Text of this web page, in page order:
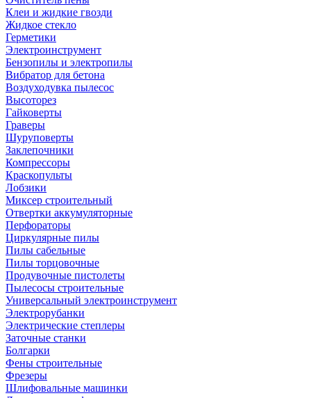
Клеи и жидкие гвозди
Жидкое стекло
Герметики
Электроинструмент
Бензопилы и электропилы
Вибратор для бетона
Воздуходувка пылесос
Высоторез
Гайковерты
Граверы
Шуруповерты
Заклепочники
Компрессоры
Краскопульты
Лобзики
Миксер строительный
Отвертки аккумуляторные
Перфораторы
Циркулярные пилы
Пилы сабельные
Пилы торцовочные
Продувочные пистолеты
Пылесосы строительные
Универсальный электроинструмент
Электрорубанки
Электрические степлеры
Заточные станки
Болгарки
Фены строительные
Фрезеры
Шлифовальные машинки